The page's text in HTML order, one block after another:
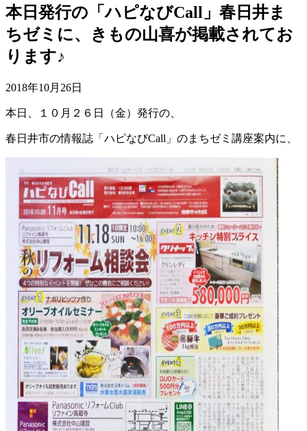
本日発行の「ハピなびCall」春日井ま
ちゼミに、きもの山喜が掲載されてお
ります♪
2018年10月26日
本日、１０月２６日（金）発行の、
春日井市の情報誌「ハピなびCall」のまちゼミ講座案内に、